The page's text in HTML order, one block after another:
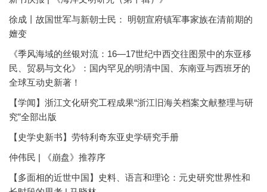
徐成丨故国世军与新朝士民： 明朝宣府镇军事家族在清前期的
嬗变
《季风海域的丝银对流：16—17世纪中西交往图景中的东亚移
民、贸易与文化》：国内罕见的明清中国、东南亚与西班牙的
全球互动史新著！
【学闻】浙江文化研究工程成果“浙江旧海关档案文献整理与研
究”全部出版
【史学史新书】劳特利奇东亚史学研究手册
仲伟民 | 《崩盘》推荐序
【多面相的近世中国】史料、语言和理论：元史研究世界性和